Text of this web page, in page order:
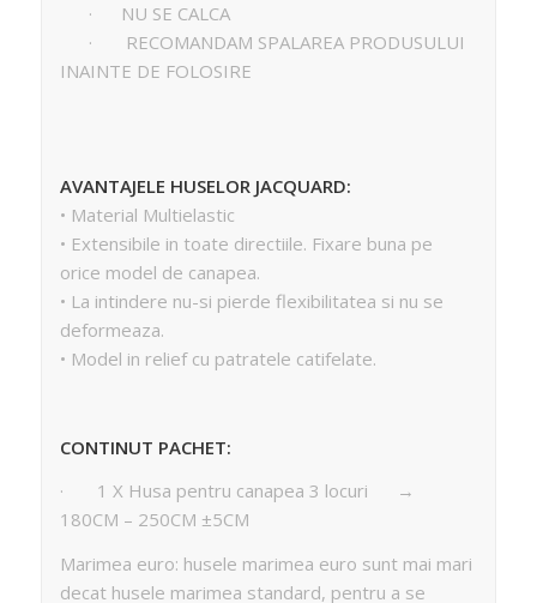
· NU SE CALCA
· RECOMANDAM SPALAREA PRODUSULUI
INAINTE DE FOLOSIRE
AVANTAJELE HUSELOR JACQUARD:
• Material Multielastic
• Extensibile in toate directiile. Fixare buna pe
orice model de canapea.
• La intindere nu-si pierde flexibilitatea si nu se
deformeaza.
• Model in relief cu patratele catifelate.
CONTINUT PACHET:
· 1 X Husa pentru canapea 3 locuri →
180CM – 250CM ±5CM
Marimea euro: husele marimea euro sunt mai mari
decat husele marimea standard, pentru a se